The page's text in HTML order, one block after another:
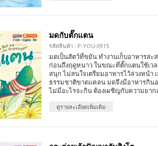
มดกับตั๊กแตน
รหัสสินค้า : P-YOU-0915
มดเป็นสัตว์ที่ขยัน ทำงานเก็บอาหารสะ
ก่อนถึงฤดูหนาว ในขณะที่ตั๊กแตนใช้เวล
สนุก ไม่สนใจเตรียมอาหารไว้ล่วงหน้า
ธรรมชาติขาดแคลน มดจึงมีอาหารกิน
ไม่มีอะไรจะกิน ต้องเผชิญกับความยา
ดูรายละเอียดเพิ่มเติม